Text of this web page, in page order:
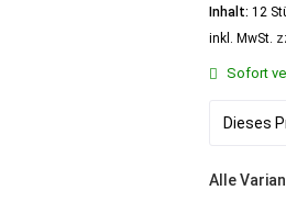
Inhalt: 12
inkl. MwSt.
Sofort
Dieses
Alle